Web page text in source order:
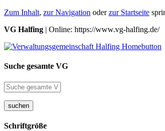
Zum Inhalt, zur Navigation oderzur Startseite
VG Halfing | Online: https://www.vg-halfing.de/
Suche gesamte VG
suchen
Schriftgröße